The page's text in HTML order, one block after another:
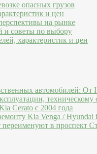
опасных грузов
и цен
на рынке
и советы по выбору
характеристик и цен
автомобилей:
Cerato c 2004 года
Kia Venga / Hyundai
в проспект